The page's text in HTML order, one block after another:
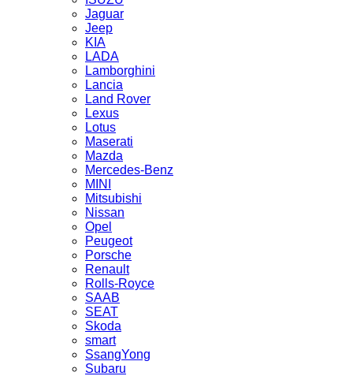
Jaguar
Jeep
KIA
LADA
Lamborghini
Lancia
Land Rover
Lexus
Lotus
Maserati
Mazda
Mercedes-Benz
MINI
Mitsubishi
Nissan
Opel
Peugeot
Porsche
Renault
Rolls-Royce
SAAB
SEAT
Skoda
smart
SsangYong
Subaru